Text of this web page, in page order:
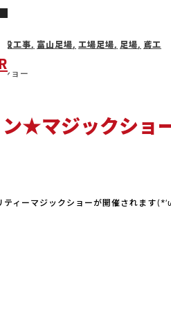
仮設工事, 富山足場, 工場足場, 足場, 鳶工
ョー
★マジックショ
ィーマジックショーが開催されます